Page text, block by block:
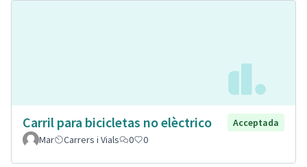
Carril para bicicletas no elèctrico
Acceptada
Mar
Carrers i Vials 0 0